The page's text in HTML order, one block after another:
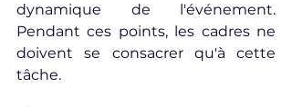
dynamique de l'événement.
Pendant ces points, les cadres ne
doivent se consacrer qu'à cette
tâche.